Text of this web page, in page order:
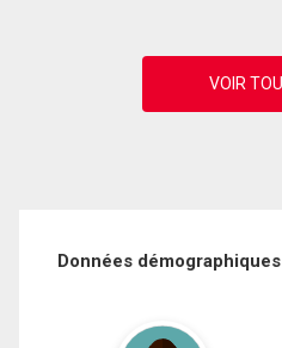
Données démographiques